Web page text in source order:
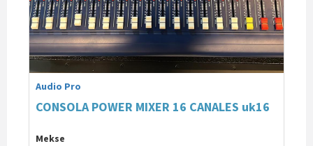
Audio Pro
CONSOLA POWER MIXER 16 CANALES uk16
Mekse